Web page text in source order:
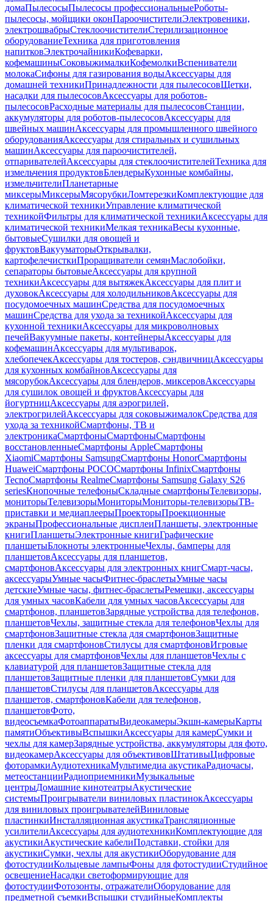
домаПылесосыПылесосы профессиональныеРоботы-
пылесосы, мойщики оконПароочистителиЭлектровеники,
электрошвабрыСтеклоочистителиСтерилизационное
оборудованиеТехника для приготовления
напитковЭлектрочайникиКофеварки,
кофемашиныСоковыжималкиКофемолкиВспениватели
молокаСифоны для газирования водыАксессуары для
домашней техникиПринадлежности для пылесосовЩетки,
насадки для пылесосовАксессуары для роботов-
пылесосовРасходные материалы для пылесосовСтанции,
аккумуляторы для роботов-пылесосовАксессуары для
швейных машинАксессуары для промышленного швейного
оборудованияАксессуары для стиральных и сушильных
машинАксессуары для пароочистителей,
отпаривателейАксессуары для стеклоочистителейТехника для
измельчения продуктовБлендерыКухонные комбайны,
измельчителиПланетарные
миксерыМиксерыМясорубкиЛомтерезкиКомплектующие для
климатической техникиУправление климатической
техникойФильтры для климатической техникиАксессуары для
климатической техникиМелкая техникаВесы кухонные,
бытовыеСушилки для овощей и
фруктовВакууматорыОткрывалки,
картофелечисткиПроращиватели семянМаслобойки,
сепараторы бытовыеАксессуары для крупной
техникиАксессуары для вытяжекАксессуары для плит и
духовокАксессуары для холодильниковАксессуары для
посудомоечных машинСредства для посудомоечных
машинСредства для ухода за техникойАксессуары для
кухонной техникиАксессуары для микроволновых
печейВакуумные пакеты, контейнерыАксессуары для
кофемашинАксессуары для мультиварок,
хлебопечекАксессуары для тостеров, сэндвичницАксессуары
для кухонных комбайновАксессуары для
мясорубокАксессуары для блендеров, миксеровАксессуары
для сушилок овощей и фруктовАксессуары для
йогуртницАксессуары для аэрогрилей,
электрогрилейАксессуары для соковыжималокСредства для
ухода за техникойСмартфоны, ТВ и
электроникаСмартфоныСмартфоныСмартфоны
восстановленныеСмартфоны AppleСмартфоны
XiaomiСмартфоны SamsungСмартфоны HonorСмартфоны
HuaweiСмартфоны POCOСмартфоны InfinixСмартфоны
TecnoСмартфоны RealmeСмартфоны Samsung Galaxy S26
seriesКнопочные телефоныСкладные смартфоныТелевизоры,
мониторыТелевизорыМониторыМониторы-телевизорыТВ-
приставки и медиаплеерыПроекторыПроекционные
экраныПрофессиональные дисплеиПланшеты, электронные
книгиПланшетыЭлектронные книгиГрафические
планшетыБлокноты электронныеЧехлы, бамперы для
планшетовАксессуары для планшетов,
смартфоновАксессуары для электронных книгСмарт-часы,
аксессуарыУмные часыФитнес-браслетыУмные часы
детскиеУмные часы, фитнес-браслетыРемешки, аксессуары
для умных часовКабели для умных часовАксессуары для
смартфонов, планшетовЗарядные устройства для телефонов,
планшетовЧехлы, защитные стекла для телефоновЧехлы для
смартфоновЗащитные стекла для смартфоновЗащитные
пленки для смартфоновСтилусы для смартфоновИгровые
аксессуары для смартфоновЧехлы для планшетовЧехлы с
клавиатурой для планшетовЗащитные стекла для
планшетовЗащитные пленки для планшетовСумки для
планшетовСтилусы для планшетовАксессуары для
планшетов, смартфоновКабели для телефонов,
планшетовФото,
видеосъемкаФотоаппаратыВидеокамерыЭкшн-камерыКарты
памятиОбъективыВспышкиАксессуары для камерСумки и
чехлы для камерЗарядные устройства, аккумуляторы для фото,
видеокамерАксессуары для объективовШтативыЦифровые
фоторамкиАудиотехникаМультимедиа акустикаРадиочасы,
метеостанцииРадиоприемникиМузыкальные
центрыДомашние кинотеатрыАкустические
системыПроигрыватели виниловых пластинокАксессуары
для виниловых проигрывателейВиниловые
пластинкиИнсталляционная акустикаТрансляционные
усилителиАксессуары для аудиотехникиКомплектующие для
акустикиАкустические кабелиПодставки, стойки для
акустикиСумки, чехлы для акустикиОборудование для
фотостудииКольцевые лампыФоны для фотостудииСтудийное
освещениеНасадки светоформирующие для
фотостудииФотозонты, отражателиОборудование для
предметной съемкиВспышки студийныеКомплекты